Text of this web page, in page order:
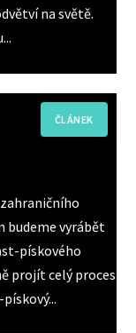
na světě.
budeme vyrábět
pískového
projít celý proces